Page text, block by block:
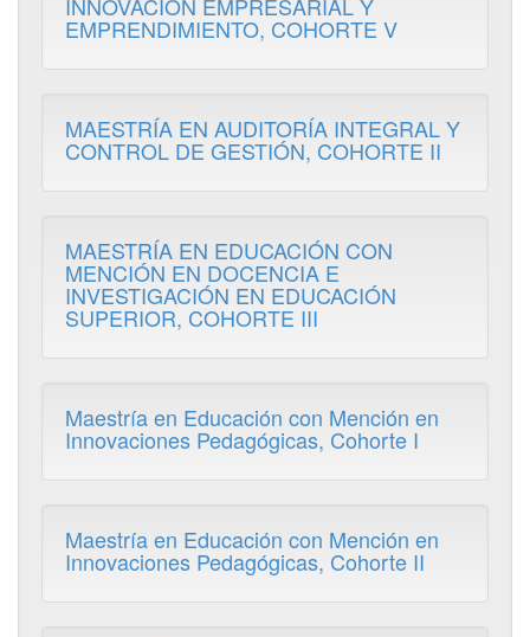
EMPRENDIMIENTO, COHORTE V
MAESTRÍA EN AUDITORÍA INTEGRAL Y
CONTROL DE GESTIÓN, COHORTE II
MAESTRÍA EN EDUCACIÓN CON
MENCIÓN EN DOCENCIA E
INVESTIGACIÓN EN EDUCACIÓN
SUPERIOR, COHORTE III
Maestría en Educación con Mención en
Innovaciones Pedagógicas, Cohorte I
Maestría en Educación con Mención en
Innovaciones Pedagógicas, Cohorte II